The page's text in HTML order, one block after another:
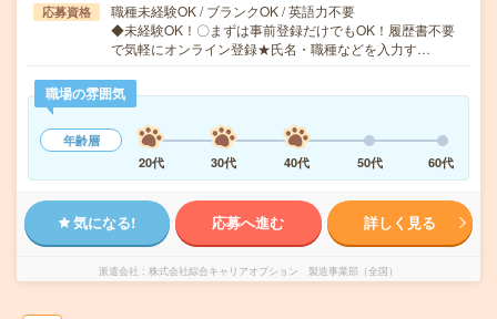
応募資格
職種未経験OK / ブランクOK / 英語力不要
◆未経験OK！〇まずは事前登録だけでもOK！履歴書不要
で気軽にオンライン登録★氏名・職種などを入力す…
職場の雰囲気
年齢層
20代
30代 40代 50代 60代
気になる! 応募へ進む 詳しく見る
派遣会社 株式会社綜合キャリアオプション 製造事業部（全国）